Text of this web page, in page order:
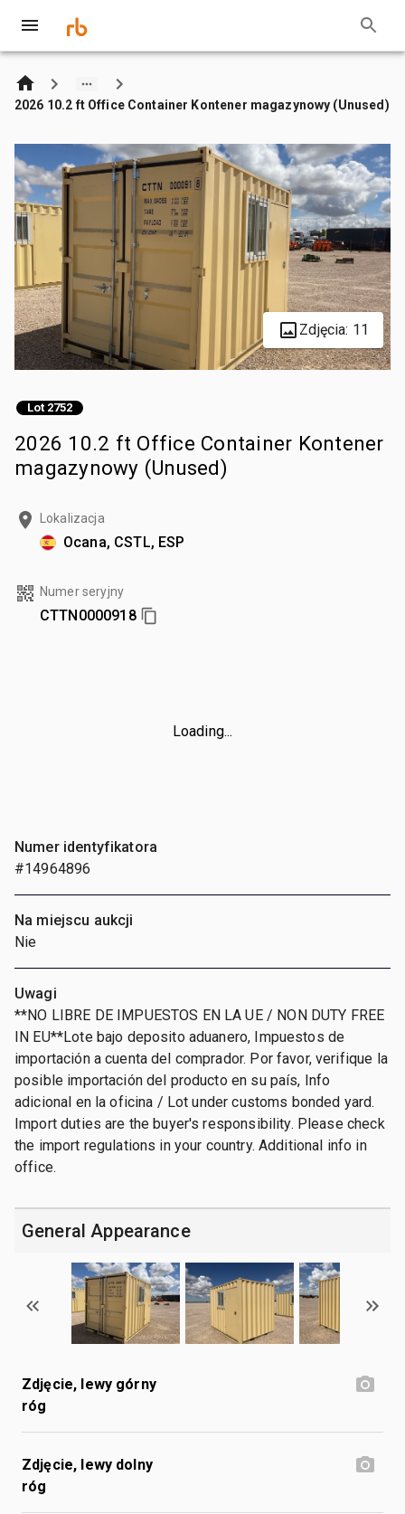
2026 10.2 ft Office Container Kontener magazynowy (Unused)
Zdjęcia: 11
Lot 2752
2026 10.2 ft Office Container Kontener
magazynowy (Unused)
Lokalizacja
Ocana, CSTL, ESP
Numer seryjny
CTTN0000918
Loading...
Numer identyfikatora
#14964896
Na miejscu aukcji
Nie
Uwagi
**NO LIBRE DE IMPUESTOS EN LA UE / NON DUTY FREE
IN EU**Lote bajo deposito aduanero, Impuestos de
importación a cuenta del comprador. Por favor, verifique la
posible importación del producto en su país, Info
adicional en la oficina / Lot under customs bonded yard.
Import duties are the buyer's responsibility. Please check
the import regulations in your country. Additional info in
office.
General Appearance
Zdjęcie, lewy górny
róg
Zdjęcie, lewy dolny
róg